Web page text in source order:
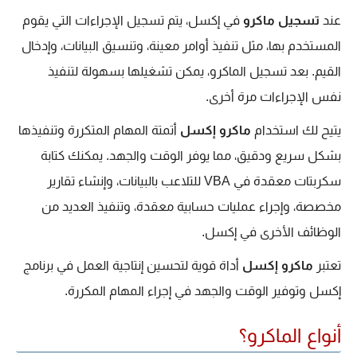
عند تسجيل ماكرو في إكسل، يتم تسجيل الإجراءات التي يقوم
المستخدم بها، مثل تنفيذ أوامر معينة، وتنسيق البيانات، وإدخال
القيم. بعد تسجيل الماكرو، يمكن تشغيلها بسهولة لتنفيذ
نفس الإجراءات مرة أخرى.
يتيح لك استخدام ماكرو إكسل أتمتة المهام المتكررة وتنفيذها
بشكل سريع ودقيق، مما يوفر الوقت والجهد. يمكنك كتابة
سكربتات معقدة في VBA للتلاعب بالبيانات، وإنشاء تقارير
مخصصة، وإجراء عمليات حسابية معقدة، وتنفيذ العديد من
الوظائف الأخرى في إكسل.
تعتبر ماكرو إكسل أداة قوية لتحسين إنتاجية العمل في برنامج
إكسل وتوفير الوقت والجهد في إجراء المهام المكررة.
أنواع الماكرو؟